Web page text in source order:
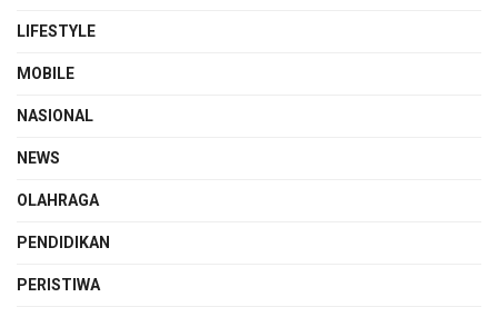
LIFESTYLE
MOBILE
NASIONAL
NEWS
OLAHRAGA
PENDIDIKAN
PERISTIWA